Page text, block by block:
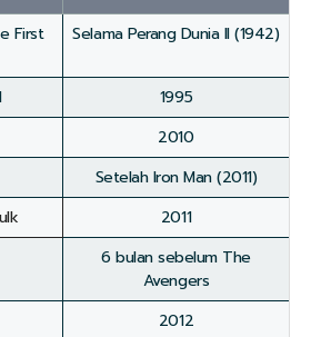
First
Selama Perang Dunia II (1942)
1995
2010
Setelah Iron Man (2011)
2011
6 bulan sebelum The
Avengers
2012